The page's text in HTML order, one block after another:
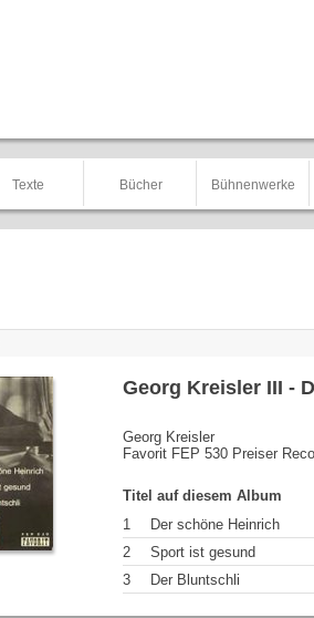
Texte Bücher Bühnenwerke
Georg Kreisler III -
Georg Kreisler
Favorit FEP 530 Preiser
Titel auf diesem Album
1
Der schöne Heinrich
2
Sport ist gesund
3
Der Bluntschli